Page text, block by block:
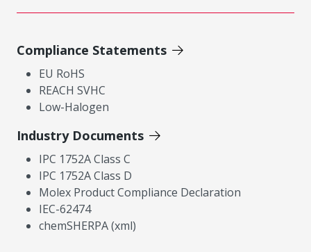
Compliance Statements
EU RoHS
REACH SVHC
Low-Halogen
Industry Documents
IPC 1752A Class C
IPC 1752A Class D
Molex Product Compliance Declaration
IEC-62474
chemSHERPA (xml)